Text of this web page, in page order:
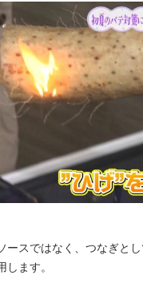
ースではなく、つなぎと
します。